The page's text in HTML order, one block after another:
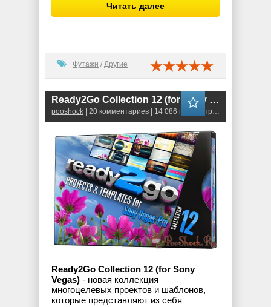
Читать далее
Футажи / Другие
Ready2Go Collection 12 (for Sony Vegas)
pooshock | 20 комментариев | 14 086 просмотров
Ready2Go Collection 12 (for Sony
Vegas) - новая коллекция
многоцелевых проектов и шаблонов,
которые представляют из себя